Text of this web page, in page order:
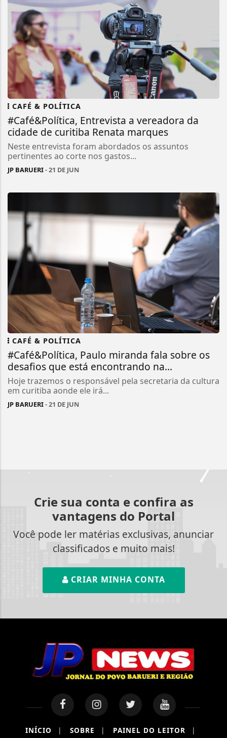
CAFÉ & POLÍTICA
#Café&Política, Entrevista a vereadora da
cidade de curitiba Renata marques
Neste entrevista foram abordados os assuntos
pertinentes ao corte nos gastos...
JP BARUERI- 21 DE JUN
CAFÉ & POLÍTICA
#Café&Política, Paulo miranda fala sobre os
desafios que está encontrando na...
Hoje trazemos o responsável pela secretaria da cultura
em curitiba aonde ele irá...
JP BARUERI- 21 DE JUN
Crie sua conta e confira as
vantagens do Portal
Você pode ler matérias exclusivas, anunciar
classificados e muito mais!
CRIAR MINHA CONTA
INÍCIO | SOBRE | PAINEL DO LEITOR |